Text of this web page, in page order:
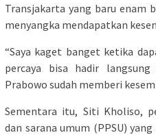
Transjakarta yang baru enam
menyangka mendapatkan
“Saya kaget banget ketika
percaya bisa hadir
Prabowo sudah memberi
Sementara itu, Siti Kholiso,
dan sarana umum (PPSU)